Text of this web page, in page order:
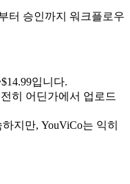
터 승인까지 워크플로우
입니다.
히 어딘가에서 업로드
지만, YouViCo는 익히